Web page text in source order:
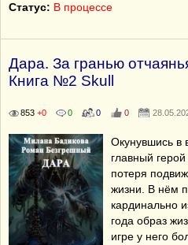
Статус: В процессе
Дара. За гранью
Книга №2 Skull
853 +0 0 0 0
Окунувшись в
главный
потеря
жизни. В нём
кардинально
года образ
игре у него